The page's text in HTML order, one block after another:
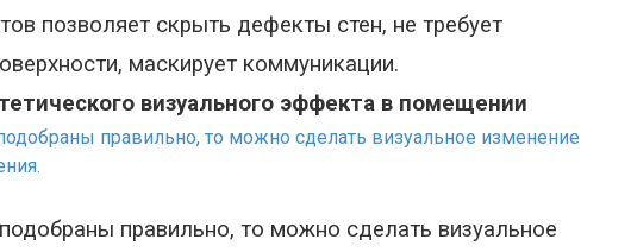
позволяет скрыть дефекты стен, не требует
маскирует коммуникации.
визуального эффекта в помещении
правильно, то можно сделать визуальное